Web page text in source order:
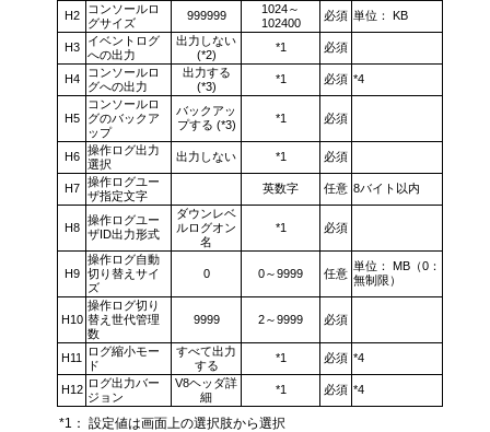
H2
コンソールロ
グサイズ
999999
1024～
102400
必須 単位： KB
H3
イベントログ
への出力
出力しない
(*2)
*1 必須
H4
コンソールロ
グへの出力
出力する
(*3)
*1 必須 *4
H5
コンソールロ
グのバックア
ップ
バックアッ
プする (*3)
*1 必須
H6
操作ログ出力
選択
出力しない *1 必須
H7
操作ログユー
ザ指定文字
英数字 任意 8バイト以内
H8
操作ログユー
ザID出力形式
ダウンレベ
ルログオン
名
*1 必須
H9
操作ログ自動
切り替えサイ
ズ
0 0～9999 任意
単位： MB（0：
無制限）
H10
操作ログ切り
替え世代管理
数
9999 2～9999 必須
H11
ログ縮小モー
ド
すべて出力
する
*1 必須 *4
H12 ログ出力バー
ジョン
V8ヘッダ詳
細
*1 必須 *4
*1： 設定値は画面上の選択肢から選択